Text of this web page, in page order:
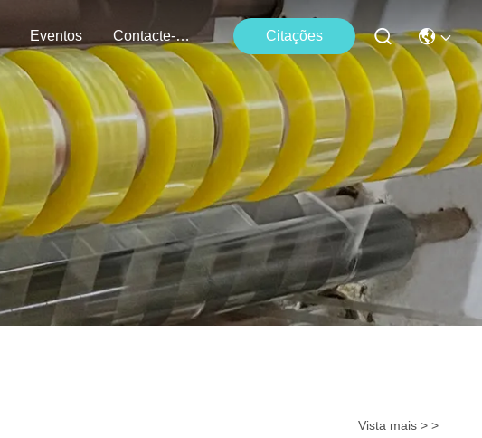
Eventos Contacte-Nos Citações
Vista mais > >